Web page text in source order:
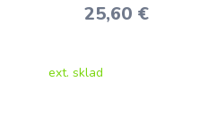
25,60 €
ext. sklad